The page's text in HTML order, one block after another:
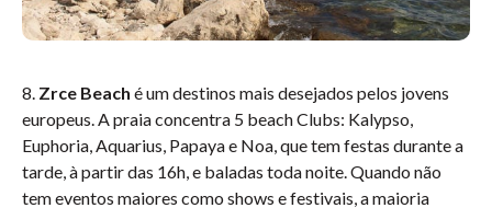
8. Zrce Beach é um destinos mais desejados pelos jovens
europeus. A praia concentra 5 beach Clubs: Kalypso,
Euphoria, Aquarius, Papaya e Noa, que tem festas durante a
tarde, à partir das 16h, e baladas toda noite. Quando não
tem eventos maiores como shows e festivais, a maioria